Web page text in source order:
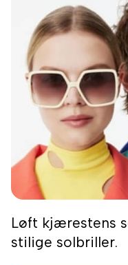
Løft kjærestens
stilige solbriller.